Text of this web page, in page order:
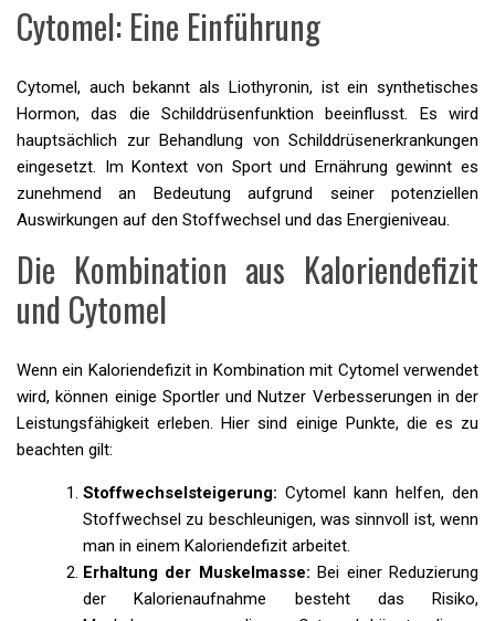
Cytomel: Eine Einführung
Cytomel, auch bekannt als Liothyronin, ist ein synthetisches
Hormon, das die Schilddrüsenfunktion beeinflusst. Es wird
hauptsächlich zur Behandlung von Schilddrüsenerkrankungen
eingesetzt. Im Kontext von Sport und Ernährung gewinnt es
zunehmend an Bedeutung aufgrund seiner potenziellen
Auswirkungen auf den Stoffwechsel und das Energieniveau.
Die Kombination aus Kaloriendefizit
und Cytomel
Wenn ein Kaloriendefizit in Kombination mit Cytomel verwendet
wird, können einige Sportler und Nutzer Verbesserungen in der
Leistungsfähigkeit erleben. Hier sind einige Punkte, die es zu
beachten gilt:
Stoffwechselsteigerung: Cytomel kann helfen, den
Stoffwechsel zu beschleunigen, was sinnvoll ist, wenn
man in einem Kaloriendefizit arbeitet.
Erhaltung der Muskelmasse: Bei einer Reduzierung
der Kalorienaufnahme besteht das Risiko,